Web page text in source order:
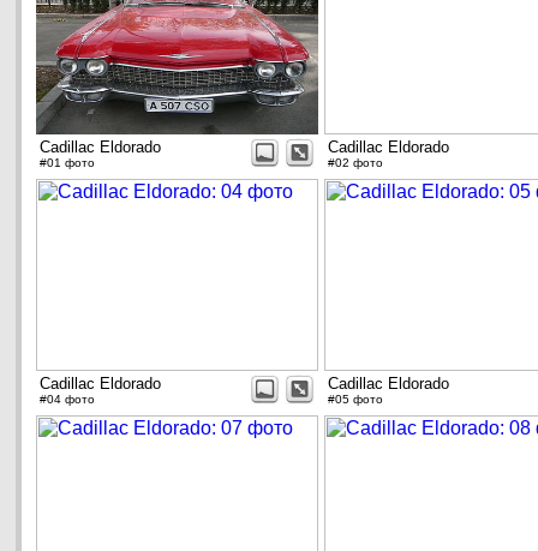
Cadillac Eldorado
#01 фото
Cadillac Eldorado
#02 фото
Cadillac Eldorado
#04 фото
Cadillac Eldorado
#05 фото